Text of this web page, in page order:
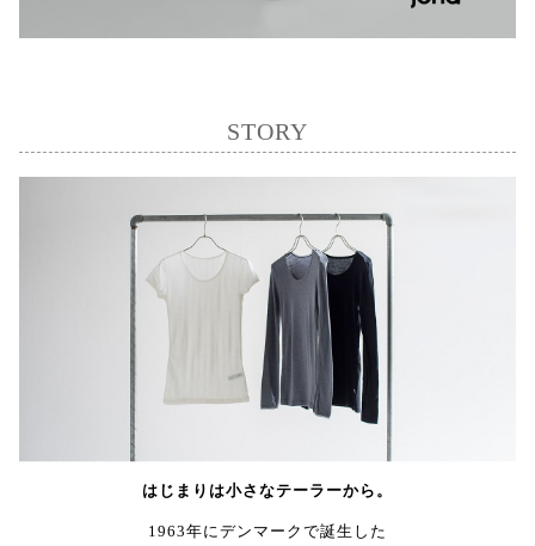
STORY
はじまりは小さなテーラーから。
1963年にデンマークで誕生した